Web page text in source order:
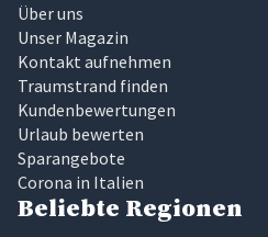
Über uns
Unser Magazin
Kontakt aufnehmen
Traumstrand finden
Kundenbewertungen
Urlaub bewerten
Sparangebote
Corona in Italien
Beliebte Regionen